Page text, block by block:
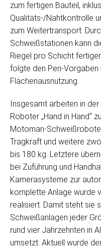
zum fertigen Bauteil,
Qualitäts-/Nahtkontrolle
zum Weitertransport.
Schweißstationen kann
Riegel pro Schicht
folgte den Peri-
Flächenausnutzung.
Insgesamt arbeiten in
Roboter „Hand in Hand“
Motoman-
Tragkraft und weitere
bis 180 kg. Letztere
bei Zuführung und
Kamerasysteme zur
komplette Anlage wurde
realisiert. Damit steht sie
Schweißanlagen jeder
rund vier Jahrzehnten in
umsetzt. Aktuell wurde